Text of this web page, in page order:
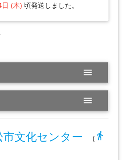
日 (木) 頃発送しました。
menu
menu
市文化センター (directions_walk